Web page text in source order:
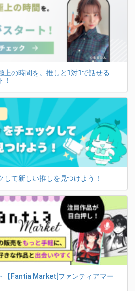
上の時間を。推しと1対1で話せる
！
して新しい推しを見つけよう！
【Fantia Market[ファンティアマー